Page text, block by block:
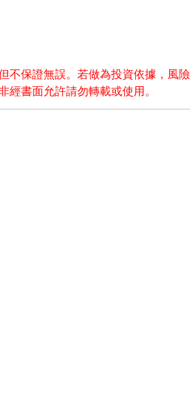
不保證無誤。若做為投資依據，風
經書面允許請勿轉載或使用。